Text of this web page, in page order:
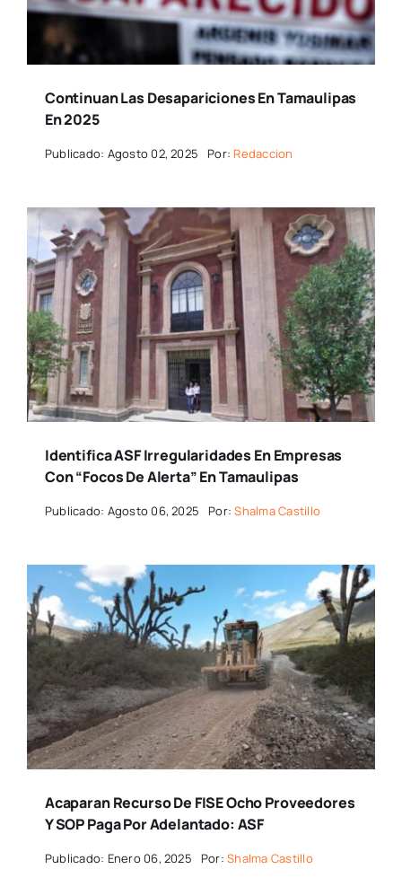
Continuan Las Desapariciones En Tamaulipas
En 2025
Publicado: Agosto 02, 2025 Por: Redaccion
Identifica ASF Irregularidades En Empresas
Con “focos De Alerta” En Tamaulipas
Publicado: Agosto 06, 2025 Por:Shalma Castillo
Acaparan Recurso De FISE Ocho Proveedores
Y SOP Paga Por Adelantado: ASF
Publicado: Enero 06, 2025 Por:Shalma Castillo